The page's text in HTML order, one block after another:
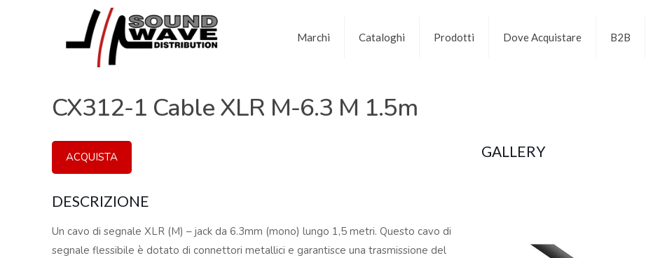
Marchi Cataloghi Prodotti Dove Acquistare B2B
CX312-1 Cable XLR M-6.3 M 1.5m
ACQUISTA
DESCRIZIONE
Un cavo di segnale XLR (M) – jack da 6.3mm (mono) lungo 1,5 metri. Questo cavo di
segnale flessibile è dotato di connettori metallici e garantisce una trasmissione del
GALLERY